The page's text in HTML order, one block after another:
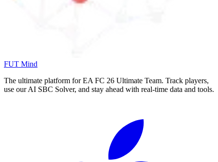
FUT Mind
The ultimate platform for EA FC 26 Ultimate Team. Track players,
use our AI SBC Solver, and stay ahead with real-time data and tools.